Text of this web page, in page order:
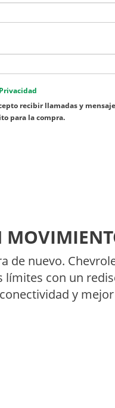
recibir llamadas y
para la compra.
de nuevo.
límites con un
y mejor